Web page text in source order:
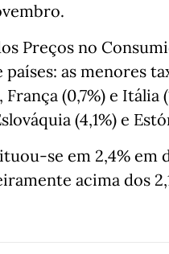
Preços no
as menores
(0,7%) e Itália
(4,1%) e
em 2,4% em
acima dos